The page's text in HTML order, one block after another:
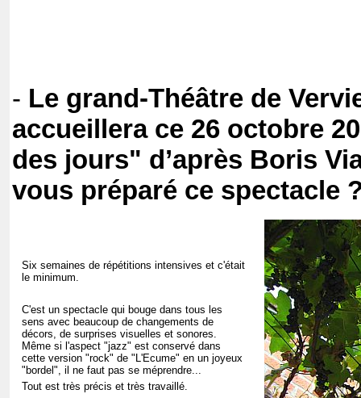
- Le grand-Théâtre de
accueillera ce 26 octobre
des jours" d’après Boris
vous préparé ce spectacle
Six semaines de répétitions intensives et c'était
le minimum.
C'est un spectacle qui bouge dans tous les
sens avec beaucoup de changements de
décors, de surprises visuelles et sonores.
Même si l'aspect "jazz" est conservé dans
cette version "rock" de "L'Ecume" en un joyeux
"bordel", il ne faut pas se méprendre...
Tout est très précis et très travaillé.